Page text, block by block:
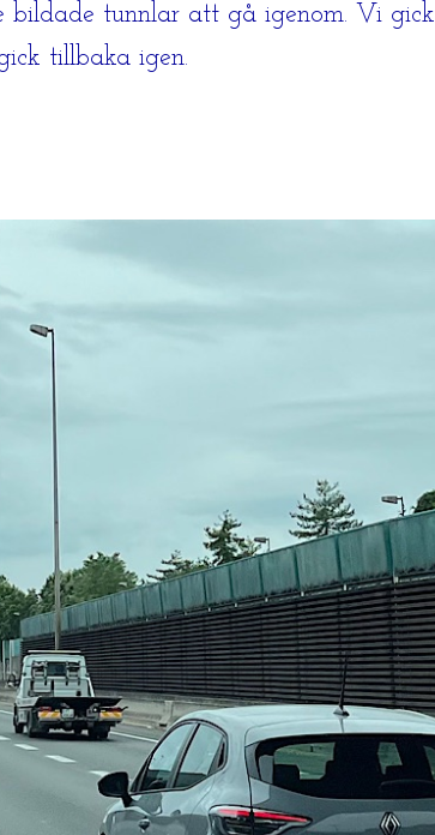
bildade tunnlar att gå igenom. Vi gick
tillbaka igen.